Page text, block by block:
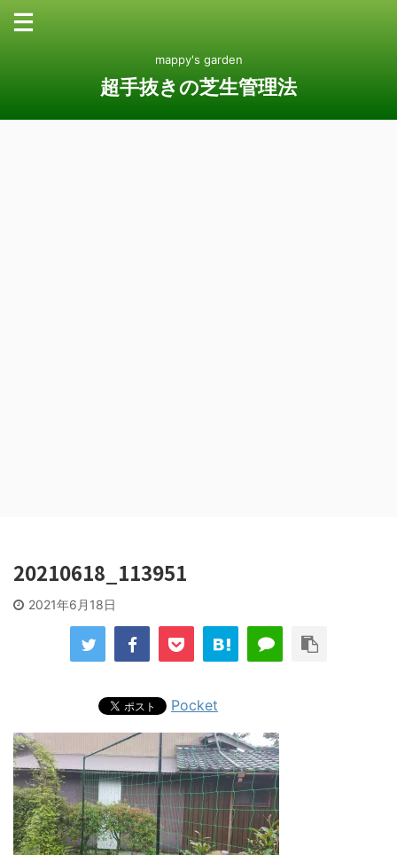
mappy's garden
超手抜きの芝生管理法
20210618_113951
2021年6月18日
Pocket